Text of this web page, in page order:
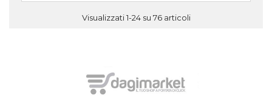
Visualizzati 1-24 su 76 articoli